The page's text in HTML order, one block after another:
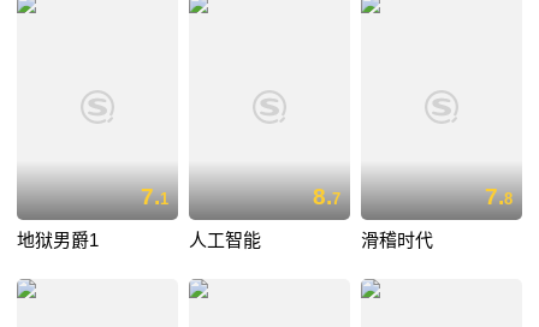
7.1
地狱男爵1
8.7
人工智能
7.8
滑稽时代